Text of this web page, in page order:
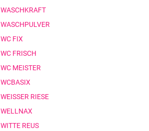
WASCHKRAFT
WASCHPULVER
WC FIX
WC FRISCH
WC MEISTER
WCBASIX
WEISSER RIESE
WELLNAX
WITTE REUS